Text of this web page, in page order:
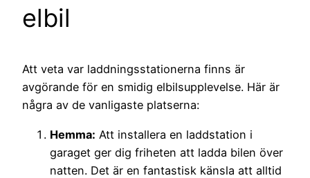
elbil
Att veta var laddningsstationerna finns är
avgörande för en smidig elbilsupplevelse. Här är
några av de vanligaste platserna:
Hemma: Att installera en laddstation i
garaget ger dig friheten att ladda bilen över
natten. Det är en fantastisk känsla att alltid